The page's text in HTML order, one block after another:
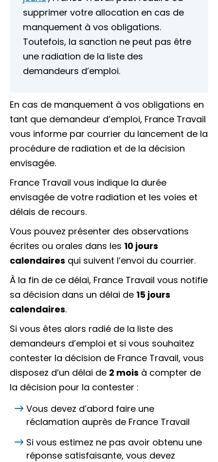
supprimer votre allocation en cas de
manquement à vos obligations.
Toutefois, la sanction ne peut pas être
une radiation de la liste des
demandeurs d’emploi.
En cas de manquement à vos obligations en
tant que demandeur d’emploi, France Travail
vous informe par courrier du lancement de la
procédure de radiation et de la décision
envisagée.
France Travail vous indique la durée
envisagée de votre radiation et les voies et
délais de recours.
Vous pouvez présenter des observations
écrites ou orales dans les 10 jours
calendaires qui suivent l’envoi du courrier.
À la fin de ce délai, France Travail vous notifie
sa décision dans un délai de 15 jours
calendaires.
Si vous êtes alors radié de la liste des
demandeurs d’emploi et si vous souhaitez
contester la décision de France Travail, vous
disposez d’un délai de 2 mois à compter de
la décision pour la contester :
Vous devez d’abord faire une
réclamation auprès de France Travail
Si vous estimez ne pas avoir obtenu une
réponse satisfaisante, vous devez